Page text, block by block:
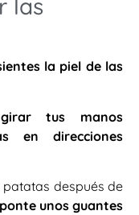
las
la piel de las
girar tus manos
en direcciones
patatas después de
ponte unos guantes